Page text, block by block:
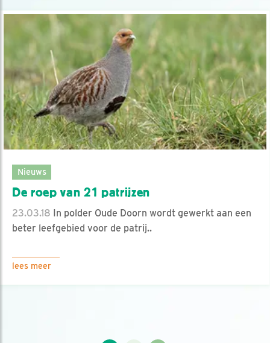
Nieuws
De roep van 21 patrijzen
23.03.18 In polder Oude Doorn wordt gewerkt aan een
beter leefgebied voor de patrij..
lees meer